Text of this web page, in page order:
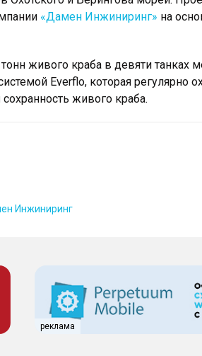
«Дамен Инжиниринг» на
живого краба в девяти танках
Everflo, которая регулярно
живого краба.
Инжиниринг
реклама